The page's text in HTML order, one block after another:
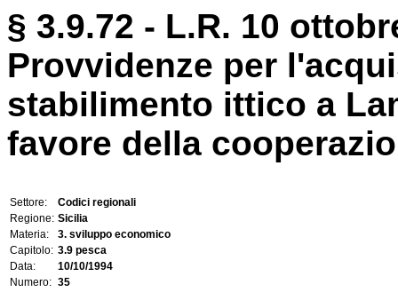
§ 3.9.72 - L.R. 10
Provvidenze per
stabilimento ittico a
favore della
Settore:
Codici regionali
Regione: Sicilia
Materia:
3. sviluppo economico
Capitolo: 3.9 pesca
Data:
10/10/1994
Numero: 35